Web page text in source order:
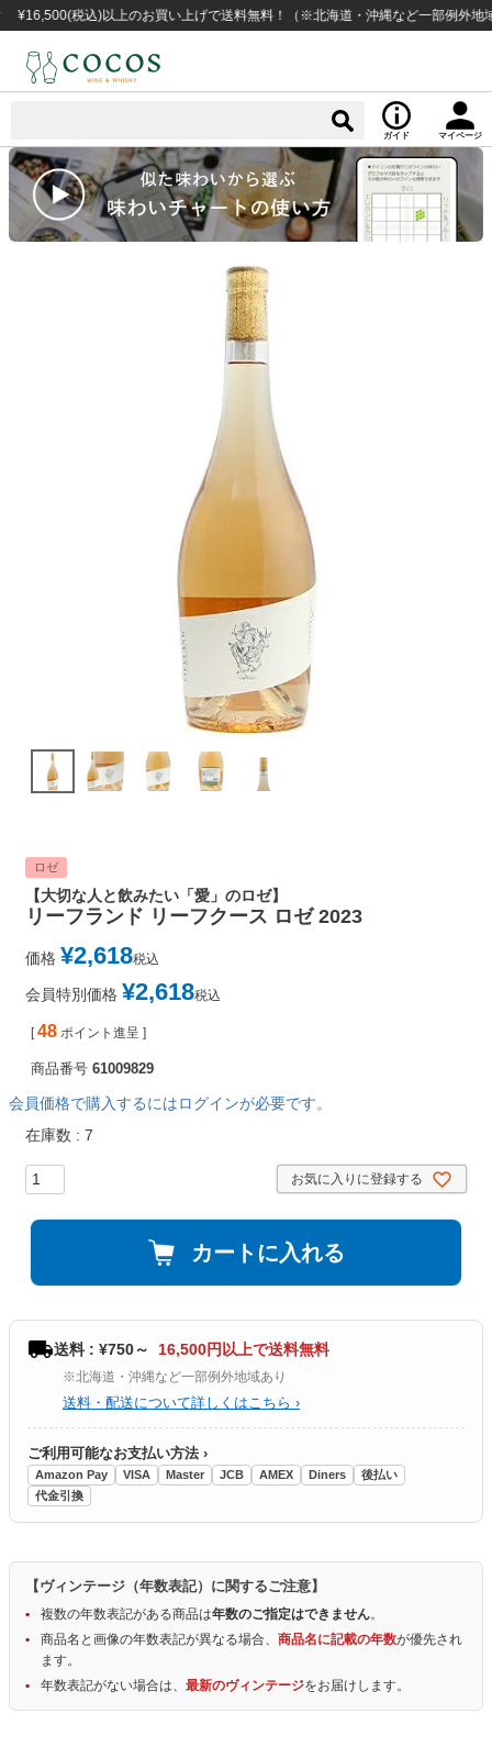
税込)以上のお買い上げで送料無料！（※北海道・沖縄など一部例外地域あり）
ガイド マイページ
ロゼ
【大切な人と飲みたい「愛」のロゼ】
リーフランド リーフクース ロゼ 2023
価格 ¥2,618税込
会員特別価格 ¥2,618税込
[ 48 ポイント進呈 ]
商品番号 61009829
会員価格で購入するにはログインが必要です。
在庫数
7
お気に入りに登録する
カートに入れる
送料 : ¥750～ 16,500円以上で送料無料
※北海道・沖縄など一部例外地域あり
送料・配送について詳しくはこちら ›
ご利用可能なお支払い方法 ›
Amazon Pay VISA Master JCB AMEX Diners
後払い
代金引換
【ヴィンテージ（年数表記）に関するご注意】
複数の年数表記がある商品は年数のご指定はできません。
商品名と画像の年数表記が異なる場合、 商品名に記載の年数が優先され
ます。
年数表記がない場合は、 最新のヴィンテージをお届けします。